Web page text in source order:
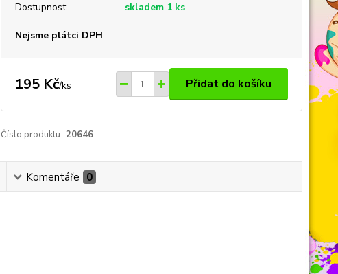
Dostupnost skladem 1 ks
Nejsme plátci DPH
195 Kč/ks Přidat do košíku
Číslo produktu: 20646
Komentáře 0